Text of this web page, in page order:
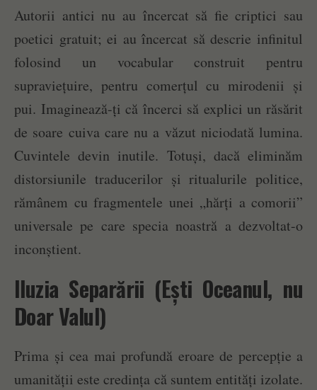
Autorii antici nu au încercat să fie criptici sau
poetici gratuit; ei au încercat să descrie infinitul
folosind un vocabular construit pentru
supraviețuire, pentru comerțul cu mirodenii și
pui. Imaginează-ți că încerci să explici un răsărit
de soare cuiva care nu a văzut niciodată lumina.
Cuvintele devin inutile. Totuși, dacă eliminăm
distorsiunile traducerilor și ritualurile politice,
rămânem cu fragmentele unei „hărți a comorii”
universale pe care specia noastră a dezvoltat-o
inconștient.
Iluzia Separării (Ești Oceanul, nu
Doar Valul)
Prima și cea mai profundă eroare de percepție a
umanității este credința că suntem entități izolate.